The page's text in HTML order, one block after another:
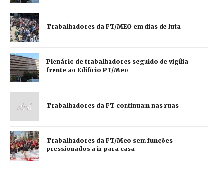
Trabalhadores da PT/MEO em dias de luta
Plenário de trabalhadores seguido de vigília
frente ao Edifício PT/Meo
Trabalhadores da PT continuam nas ruas
Trabalhadores da PT/Meo sem funções
pressionados a ir para casa